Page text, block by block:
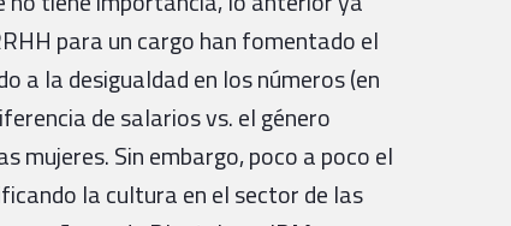
para un cargo han fomentado el
a la desigualdad en los números (en
de salarios vs. el género
mujeres. Sin embargo, poco a poco el
la cultura en el sector de las